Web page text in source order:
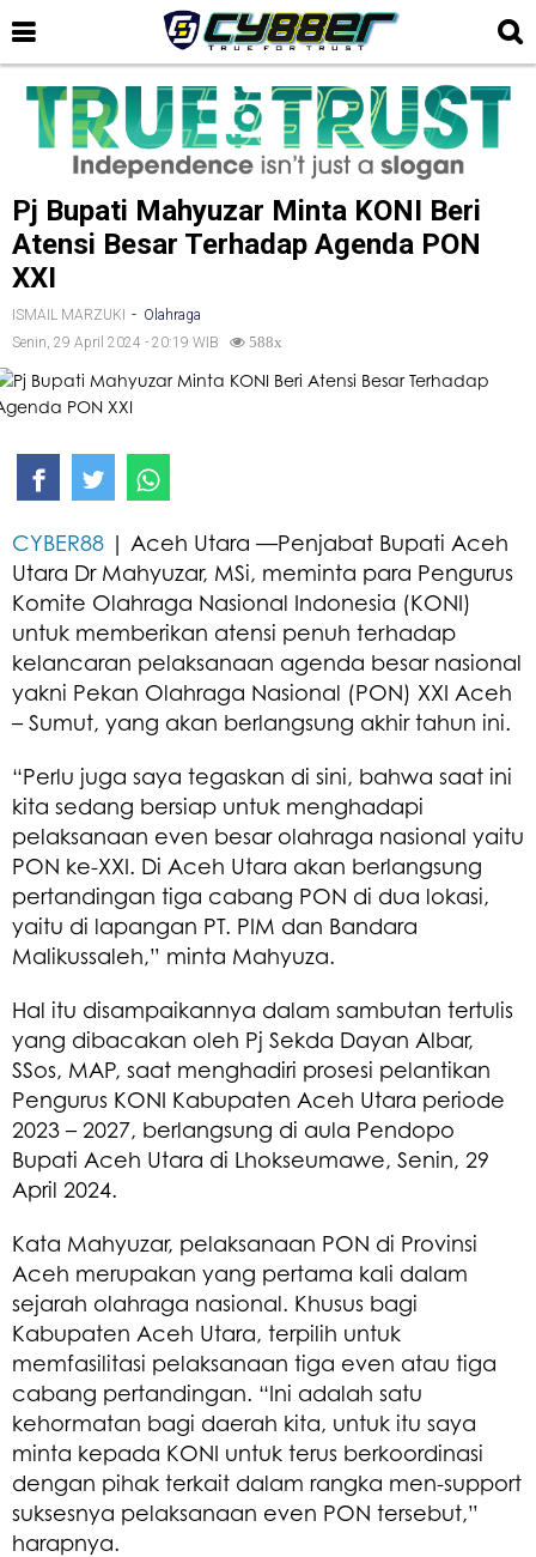
Pj Bupati Mahyuzar Minta KONI Beri
Atensi Besar Terhadap Agenda PON
XXI
ISMAIL MARZUKI - Olahraga
Senin, 29 April 2024 - 20:19 WIB
588x
CYBER88 | Aceh Utara —Penjabat Bupati Aceh
Utara Dr Mahyuzar, MSi, meminta para Pengurus
Komite Olahraga Nasional Indonesia (KONI)
untuk memberikan atensi penuh terhadap
kelancaran pelaksanaan agenda besar nasional
yakni Pekan Olahraga Nasional (PON) XXI Aceh
– Sumut, yang akan berlangsung akhir tahun ini.
“Perlu juga saya tegaskan di sini, bahwa saat ini
kita sedang bersiap untuk menghadapi
pelaksanaan even besar olahraga nasional yaitu
PON ke-XXI. Di Aceh Utara akan berlangsung
pertandingan tiga cabang PON di dua lokasi,
yaitu di lapangan PT. PIM dan Bandara
Malikussaleh,” minta Mahyuza.
Hal itu disampaikannya dalam sambutan tertulis
yang dibacakan oleh Pj Sekda Dayan Albar,
SSos, MAP, saat menghadiri prosesi pelantikan
Pengurus KONI Kabupaten Aceh Utara periode
2023 – 2027, berlangsung di aula Pendopo
Bupati Aceh Utara di Lhokseumawe, Senin, 29
April 2024.
Kata Mahyuzar, pelaksanaan PON di Provinsi
Aceh merupakan yang pertama kali dalam
sejarah olahraga nasional. Khusus bagi
Kabupaten Aceh Utara, terpilih untuk
memfasilitasi pelaksanaan tiga even atau tiga
cabang pertandingan. “Ini adalah satu
kehormatan bagi daerah kita, untuk itu saya
minta kepada KONI untuk terus berkoordinasi
dengan pihak terkait dalam rangka men-support
suksesnya pelaksanaan even PON tersebut,”
harapnya.